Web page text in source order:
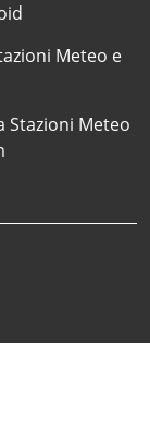
Meteo e
Stazioni Meteo